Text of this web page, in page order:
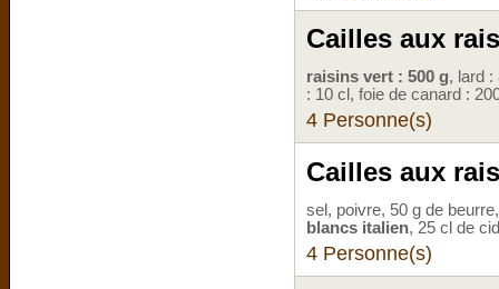
Cailles aux
raisins vert : 500 g, lard
: 10 cl, foie de canard :
4 Personne(s)
Cailles aux
sel, poivre, 50 g de
blancs italien, 25 cl de
4 Personne(s)